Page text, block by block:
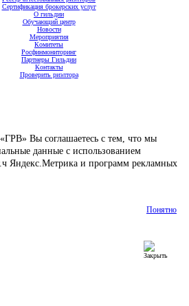
Сертификация брокерских услуг
О гильдии
Обучающий центр
Новости
Мероприятия
Комитеты
Росфинмониторинг
Партнеры Гильдии
Контакты
Проверить риэлтора
Вы соглашаетесь с тем, что мы
данные с использованием
Яндекс.Метрика и программ рекламных
Понятно